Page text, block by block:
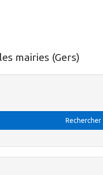
mairies (Gers)
Rechercher